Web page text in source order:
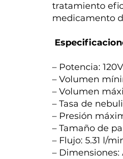
tratamiento
medicamento
– Potencia:
– Volumen
– Volumen
– Tasa de
– Presión
– Tamaño de
– Flujo: 5.31 l/
– Dimensiones: